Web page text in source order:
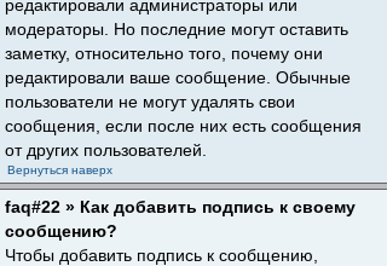
редактировали администраторы или
модераторы. Но последние могут оставить
заметку, относительно того, почему они
редактировали ваше сообщение. Обычные
пользователи не могут удалять свои
сообщения, если после них есть сообщения
от других пользователей.
Вернуться наверх
faq#22 » Как добавить подпись к своему
сообщению?
Чтобы добавить подпись к сообщению,